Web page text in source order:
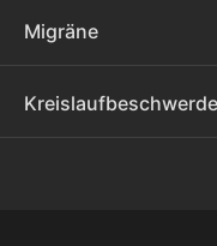
Migräne